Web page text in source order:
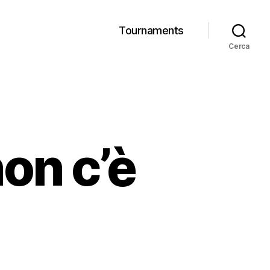
Tournaments
Cerca
c’è